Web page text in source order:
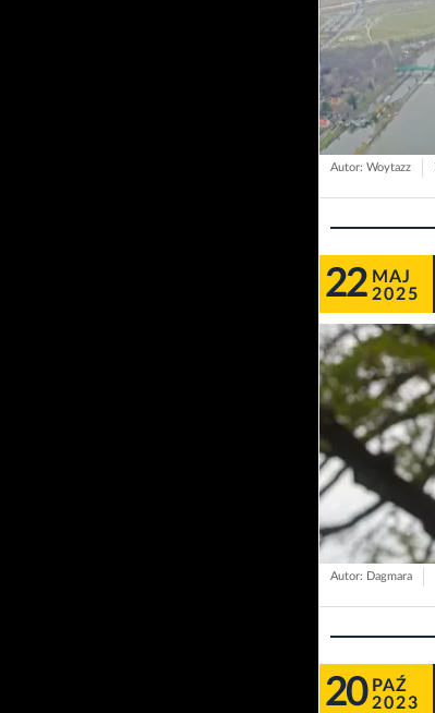
Autor: Woytazz
22 MAJ
2025
Autor: Dagmara
20 PAŹ
2023